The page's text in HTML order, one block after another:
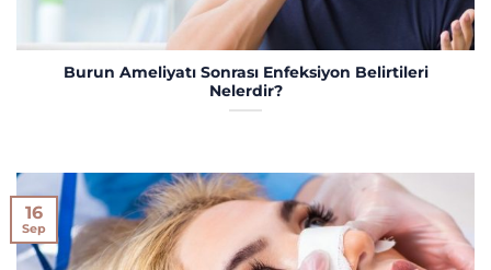
Burun Ameliyatı Sonrası Enfeksiyon Belirtileri
Nelerdir?
16
Sep